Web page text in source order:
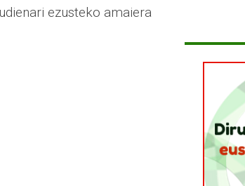
ezusteko amaiera